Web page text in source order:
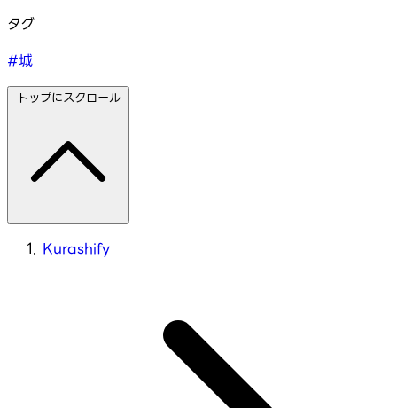
タグ
#城
トップにスクロール
Kurashify